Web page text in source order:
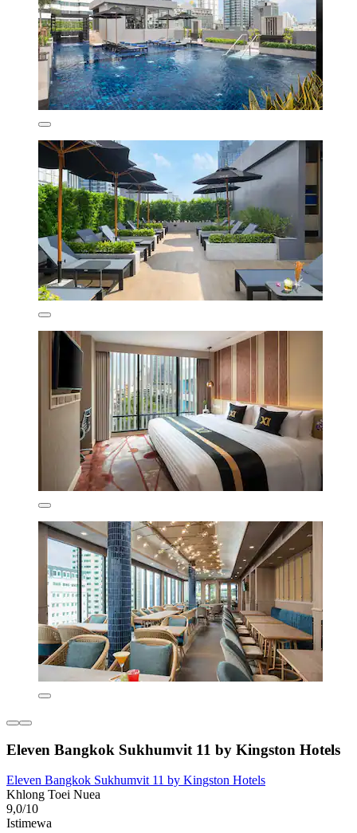
Eleven Bangkok Sukhumvit 11 by Kingston Hotels
Eleven Bangkok Sukhumvit 11 by Kingston Hotels
Khlong Toei Nuea
9,0/10
Istimewa